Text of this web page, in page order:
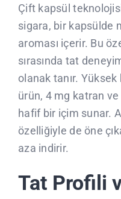
Çift kapsül
sigara, bir kapsülde
aroması içerir. Bu
sırasında tat
olanak tanır.
ürün, 4 mg katran
hafif bir içim sunar.
özelliğiyle de öne
aza indirir.
Tat Profili